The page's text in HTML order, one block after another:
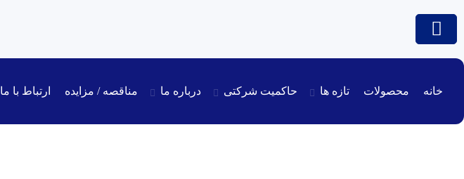
خانه محصولات تازه ها حاکمیت شرکتی درباره ما مناقصه / مزایده ارتباط با ما